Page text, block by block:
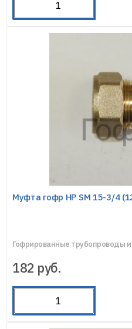
Муфта гофр НР SM 15-3/4
Гофрированные трубопроводы
182 руб.